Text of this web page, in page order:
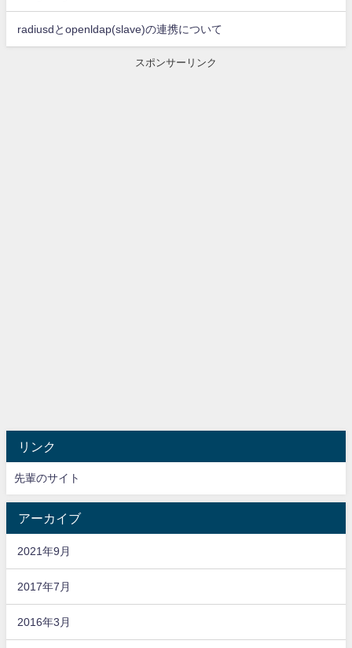
radiusdとopenldap(slave)の連携について
スポンサーリンク
リンク
先輩のサイト
アーカイブ
2021年9月
2017年7月
2016年3月